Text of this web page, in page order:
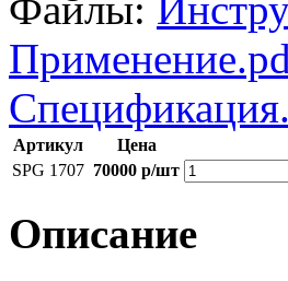
Артикул
Цена
SPG 1707 70000 р/шт
Описание